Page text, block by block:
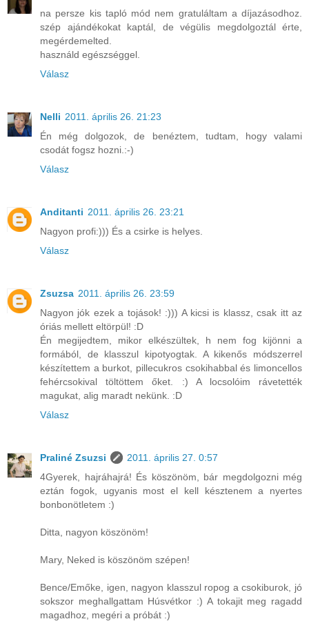
na persze kis tapló mód nem gratuláltam a díjazásodhoz.
szép ajándékokat kaptál, de végülis megdolgoztál érte,
megérdemelted.
használd egészséggel.
Válasz
Nelli 2011. április 26. 21:23
Én még dolgozok, de benéztem, tudtam, hogy valami
csodát fogsz hozni.:-)
Válasz
Anditanti 2011. április 26. 23:21
Nagyon profi:))) És a csirke is helyes.
Válasz
Zsuzsa 2011. április 26. 23:59
Nagyon jók ezek a tojások! :))) A kicsi is klassz, csak itt az
óriás mellett eltörpül! :D
Én megijedtem, mikor elkészültek, h nem fog kijönni a
formából, de klasszul kipotyogtak. A kikenős módszerrel
készítettem a burkot, pillecukros csokihabbal és limoncellos
fehércsokival töltöttem őket. :) A locsolóim rávetették
magukat, alig maradt nekünk. :D
Válasz
Praliné Zsuzsi
2011. április 27. 0:57
4Gyerek, hajráhajrá! És köszönöm, bár megdolgozni még
eztán fogok, ugyanis most el kell késztenem a nyertes
bonbonötletem :)
Ditta, nagyon köszönöm!
Mary, Neked is köszönöm szépen!
Bence/Emőke, igen, nagyon klasszul ropog a csokiburok, jó
sokszor meghallgattam Húsvétkor :) A tokajit meg ragadd
magadhoz, megéri a próbát :)